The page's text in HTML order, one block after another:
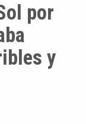
por
y